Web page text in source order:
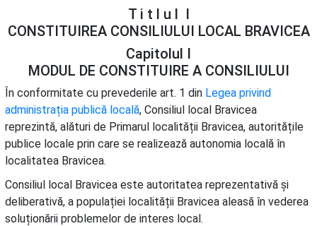
T i t l u l I
CONSTITUIREA CONSILIULUI LOCAL BRAVICEA
Capitolul I
MODUL DE CONSTITUIRE A CONSILIULUI
În conformitate cu prevederile art. 1 din Legea privind
administrația publică locală, Consiliul local Bravicea
reprezintă, alături de Primarul localității Bravicea, autoritățile
publice locale prin care se realizează autonomia locală în
localitatea Bravicea.
Consiliul local Bravicea este autoritatea reprezentativă și
deliberativă, a populației localității Bravicea aleasă în vederea
soluționării problemelor de interes local.